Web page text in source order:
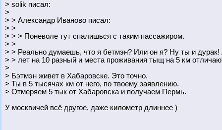
> solik писал:
>
> > Александр Иваново писал:
> >
> > > Поневоле тут спалишься с таким пассажиром.
> >
> > Реально думаешь, что я бетмэн? Или он я? Ну ты и дурак!
> > лет на 10 разный и места проживания тыщ на 5 км
>
> Бэтмэн живет в Хабаровске. Это точно.
> Ты в 5 тысячах км от него, по твоему заявлению.
> Отмеряем 5 тык от Хабаровска и получаем Пермь.
У москвичей всё другое, даже километр длиннее )